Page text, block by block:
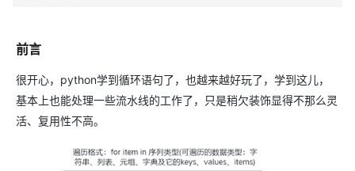
前言
很开心，python学到循环语句了，也越来越好玩了，学到这儿，
基本上也能处理一些流水线的工作了，只是稍欠装饰显得不那么灵
活、复用性不高。